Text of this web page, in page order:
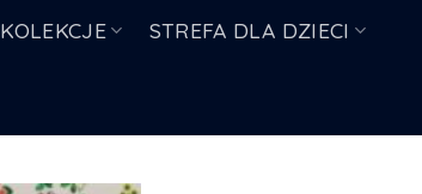
KOLEKCJE STREFA DLA DZIECI